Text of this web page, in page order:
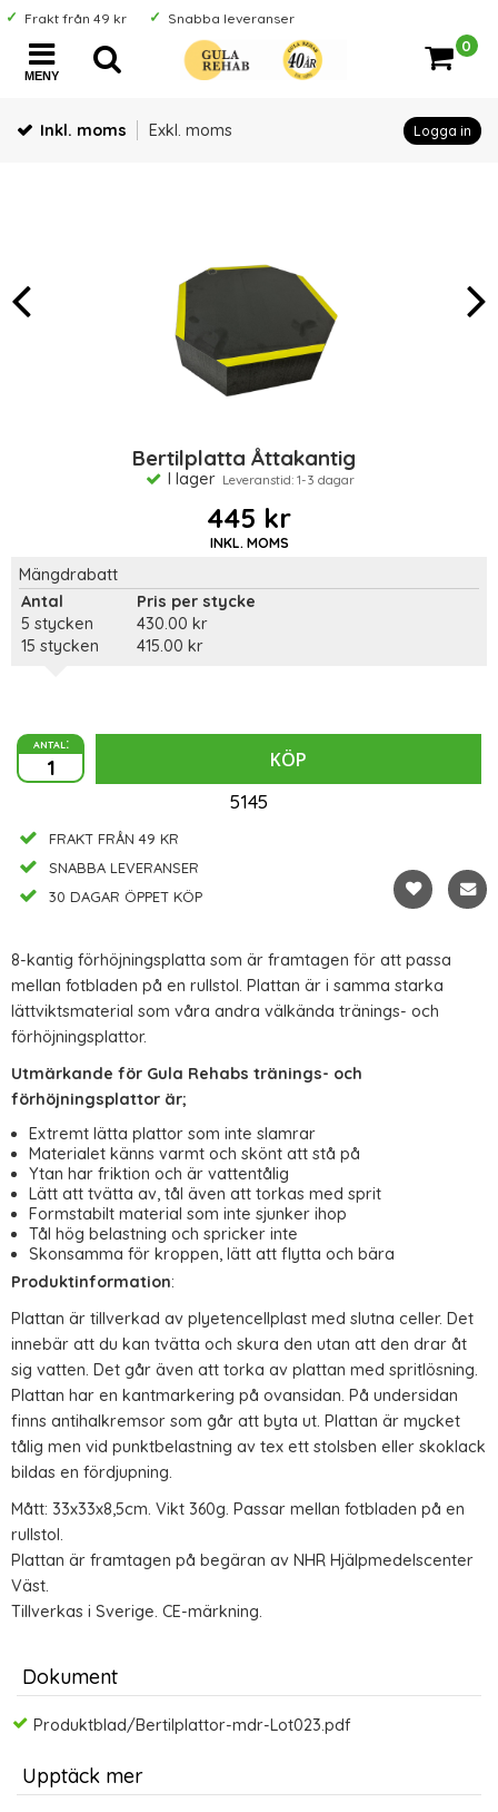
Frakt från 49 kr Snabba leveranser
MENY
0
Inkl. moms Exkl. moms Logga in
Bertilplatta Åttakantig
I lager Leveranstid: 1-3 dagar
445 kr
INKL. MOMS
Mängdrabatt
Antal
Pris per stycke
5 stycken
430.00 kr
15 stycken
415.00 kr
antal:
KÖP
5145
FRAKT FRÅN 49 KR
SNABBA LEVERANSER
30 DAGAR ÖPPET KÖP
8-kantig förhöjningsplatta som är framtagen för att passa
mellan fotbladen på en rullstol. Plattan är i samma starka
lättviktsmaterial som våra andra välkända tränings- och
förhöjningsplattor.
Utmärkande för Gula Rehabs tränings- och
förhöjningsplattor är;
Extremt lätta plattor som inte slamrar
Materialet känns varmt och skönt att stå på
Ytan har friktion och är vattentålig
Lätt att tvätta av, tål även att torkas med sprit
Formstabilt material som inte sjunker ihop
Tål hög belastning och spricker inte
Skonsamma för kroppen, lätt att flytta och bära
Produktinformation:
Plattan är tillverkad av plyetencellplast med slutna celler. Det
innebär att du kan tvätta och skura den utan att den drar åt
sig vatten. Det går även att torka av plattan med spritlösning.
Plattan har en kantmarkering på ovansidan. På undersidan
finns antihalkremsor som går att byta ut. Plattan är mycket
tålig men vid punktbelastning av tex ett stolsben eller skoklack
bildas en fördjupning.
Mått: 33x33x8,5cm. Vikt 360g. Passar mellan fotbladen på en
rullstol.
Plattan är framtagen på begäran av NHR Hjälpmedelscenter
Väst.
Tillverkas i Sverige. CE-märkning.
Dokument
Produktblad/Bertilplattor-mdr-Lot023.pdf
Upptäck mer